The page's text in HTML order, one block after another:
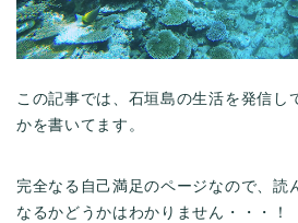
この記事では、石垣島の生活を発信し
かを書いてます。
完全なる自己満足のページなので、読
なるかどうかはわかりません・・・！